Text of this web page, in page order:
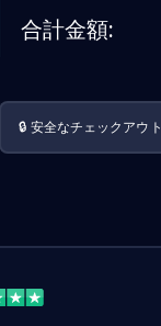
合計金額:
🔒 安全なチェックアウト